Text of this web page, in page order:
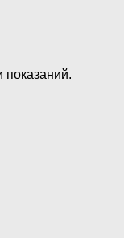
показаний.